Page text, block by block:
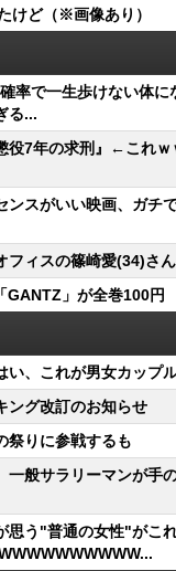
けど（※画像あり）
率で一生歩けない体
る...
役7年の求刑』←これ
ンスがいい映画、ガチ
フィスの篠崎愛(34)さ
GANTZ」が全巻100円
い、これが男女カップ
ング改訂のお知らせ
りに参戦するも
一般サラリーマンが手
思う"普通の女性"がこ